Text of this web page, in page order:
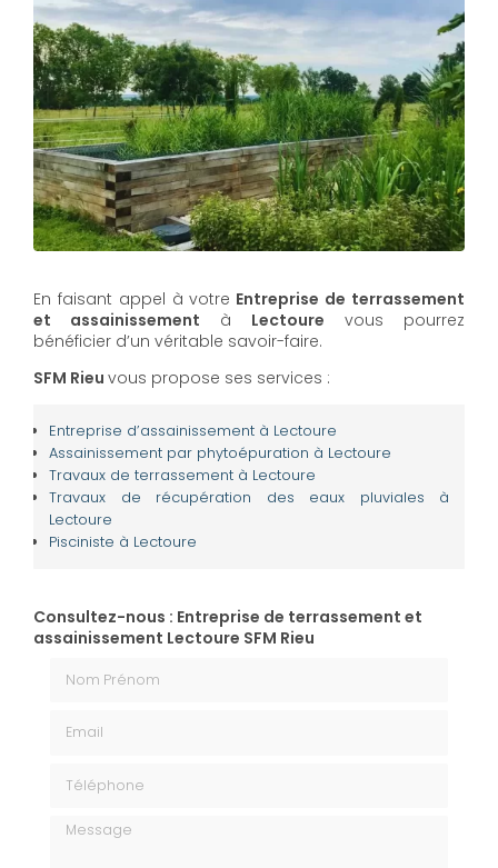
En faisant appel à votre Entreprise de terrassement
et assainissement à Lectoure vous pourrez
bénéficier d’un véritable savoir-faire.
SFM Rieu vous propose ses services :
Entreprise d’assainissement à Lectoure
Assainissement par phytoépuration à Lectoure
Travaux de terrassement à Lectoure
Travaux de récupération des eaux pluviales à
Lectoure
Pisciniste à Lectoure
Consultez-nous : Entreprise de terrassement et
assainissement Lectoure SFM Rieu
Message